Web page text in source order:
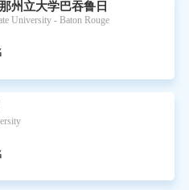
州立大学巴吞鲁日
University - Baton Rouge